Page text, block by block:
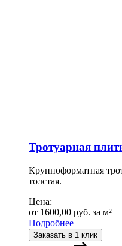
Тротуарная
Крупноформатная
толстая.
Цена:
от 1600,00 руб. за м²
Подробнее
Заказать в 1 клик